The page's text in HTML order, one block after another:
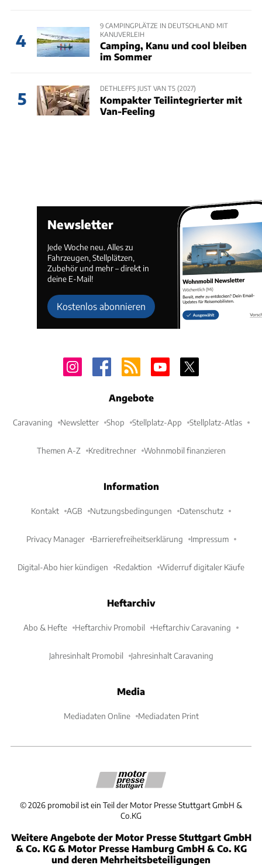
4
9 CAMPINGPLÄTZE IN DEUTSCHLAND MIT
KANUVERLEIH
Camping, Kanu und cool bleiben
im Sommer
5
DETHLEFFS JUST VAN T5 (2027)
Kompakter Teilintegrierter mit
Van-Feeling
Newsletter
Jede Woche neu. Alles zu
Fahrzeugen, Stellplätzen,
Zubehör und mehr – direkt in
deine E-Mail!
Kostenlos abonnieren
Angebote
Caravaning Newsletter Shop Stellplatz-App Stellplatz-Atlas
Themen A-Z Kreditrechner Wohnmobil finanzieren
Information
Kontakt AGB Nutzungsbedingungen Datenschutz
Privacy Manager Barrierefreiheitserklärung Impressum
Digital-Abo hier kündigen Redaktion Widerruf digitaler Käufe
Heftarchiv
Abo & Hefte Heftarchiv Promobil Heftarchiv Caravaning
Jahresinhalt Promobil Jahresinhalt Caravaning
Media
Mediadaten Online Mediadaten Print
©2026 promobil ist ein Teil der Motor Presse Stuttgart GmbH &
Co.KG
Weitere Angebote der Motor Presse Stuttgart GmbH
& Co. KG & Motor Presse Hamburg GmbH & Co. KG
und deren Mehrheitsbeteiligungen